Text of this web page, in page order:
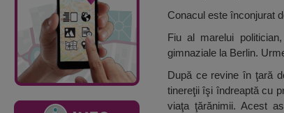
Conacul este înconjurat
Fiu al marelui
gimnaziale la Berlin.
După ce revine în ţară
tinereţii îşi îndreaptă cu
viaţa ţărănimii. Acest